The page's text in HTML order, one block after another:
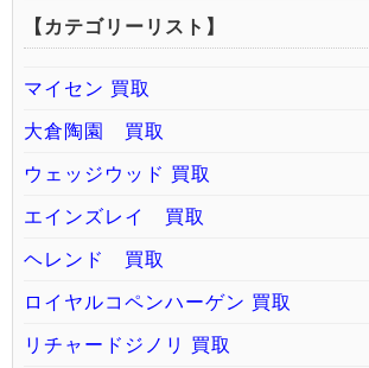
【カテゴリーリスト】
マイセン 買取
大倉陶園 買取
ウェッジウッド 買取
エインズレイ 買取
ヘレンド 買取
ロイヤルコペンハーゲン 買取
リチャードジノリ 買取